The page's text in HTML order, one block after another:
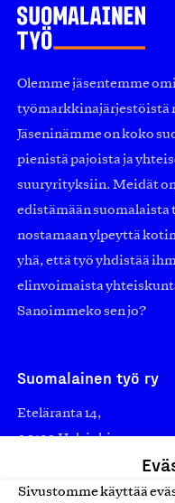
Sivustomme käyttää
Olemme jäsentemme
työmarkkinajärjestöistä
Jäseninämme on koko
pienistä pajoista ja
suuryrityksiin. Meidät
edistämään suomalaista
nostamaan ylpeyttä
yhä, että työ yhdistää
elinvoimaista
Sanoimmeko sen jo?
Suomalainen työ ry
Eteläranta 14,
00130 Helsinki